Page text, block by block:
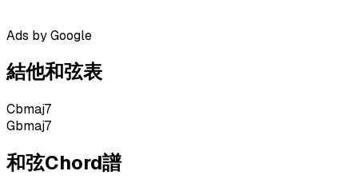
Ads by Google
結他和弦表
Cbmaj7
Gbmaj7
和弦Chord譜